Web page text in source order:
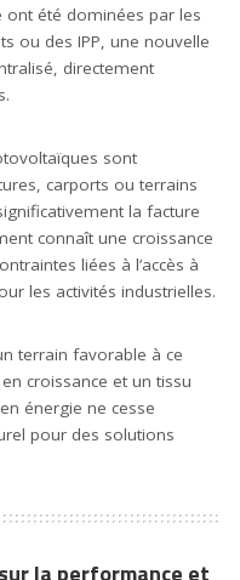
été dominées par les
ou des IPP, une nouvelle
directement
sont
carports ou terrains
la facture
connaît une croissance
liées à l’accès à
les activités industrielles.
terrain favorable à ce
croissance et un tissu
énergie ne cesse
pour des solutions
la performance et